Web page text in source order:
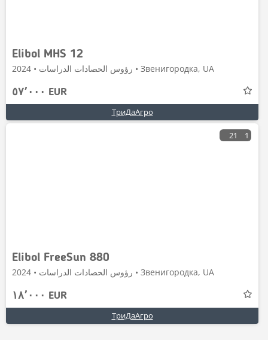
Elibol MHS 12
رؤوس الحصادات الدراسات • 2024 • Звенигородка, UA
٥٧٬٠٠٠ EUR
ТриДаАгро
21 1
Elibol FreeSun 880
رؤوس الحصادات الدراسات • 2024 • Звенигородка, UA
١٨٬٠٠٠ EUR
ТриДаАгро